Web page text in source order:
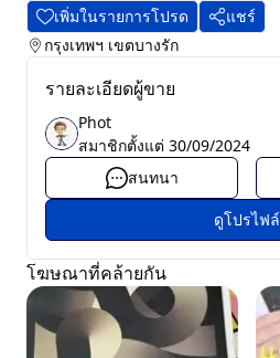
เพิ่มในรายการโปรด
แชร์
กรุงเทพฯ เขตบางรัก
รายละเอียดผู้ขาย
Phot
สมาชิกตั้งแต่ 30/09/2024
สนทนา
ดูโปรไฟล์
โฆษณาที่คล้ายกัน